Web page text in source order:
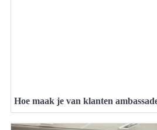
Hoe maak je van klanten